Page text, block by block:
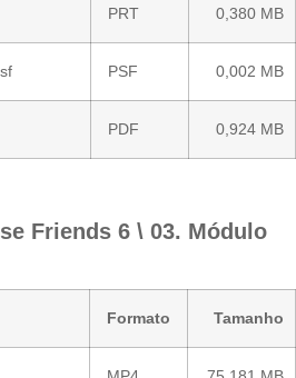
PRT 0,380 MB
PSF 0,002 MB
PDF 0,924 MB
Friends 6 \ 03. Módulo
Formato Tamanho